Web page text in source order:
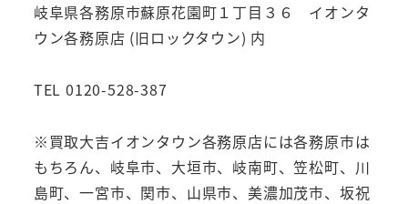
岐阜県各務原市蘇原花園町１丁目３６ イオンタ
ウン各務原店 (旧ロックタウン) 内
TEL 0120-528-387
※買取大吉イオンタウン各務原店には各務原市は
もちろん、岐阜市、大垣市、岐南町、笠松町、川
島町、一宮市、関市、山県市、美濃加茂市、坂祝